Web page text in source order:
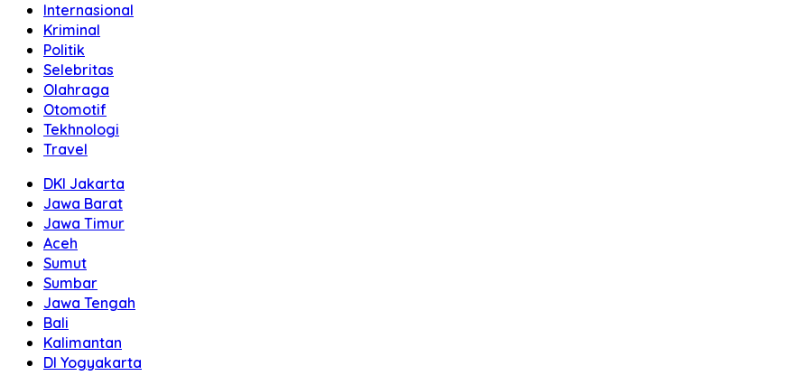
Internasional
Kriminal
Politik
Selebritas
Olahraga
Otomotif
Tekhnologi
Travel
DKI Jakarta
Jawa Barat
Jawa Timur
Aceh
Sumut
Sumbar
Jawa Tengah
Bali
Kalimantan
DI Yogyakarta